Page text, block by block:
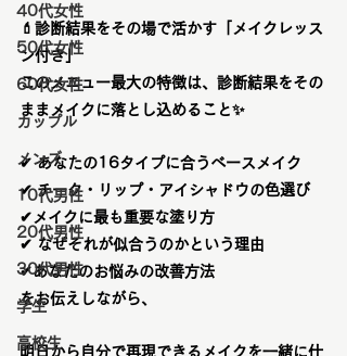
40代女性
50代女性
60代女性
カップル
メンズ
10代男性
20代男性
30代男性
学生
高校生
💄 診断結果をその場で活かす「メイクレッス
ン付き」
このメニュー最大の特徴は、 診断結果をその
ままメイクに落とし込めること✨
✔ あなたの16タイプに合うベースメイク
✔ チーク・リップ・アイシャドウの色選び
✔メイクに最も重要な塗り方
✔ なぜそれが似合うのかという理由
✔あなたのお悩みの改善方法
をお伝えしながら、
明日から自分で再現できるメイク を一緒に仕